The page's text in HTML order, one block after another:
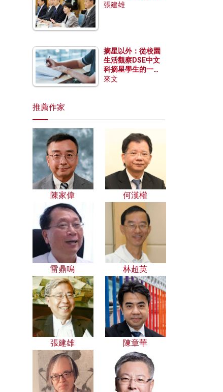
張建雄
摘星以外：從校園
生活觀察DSE中文
科摘星學生的一點
特質
來文
推薦作家
陳家偉 何漢權
雷鼎鳴 林超英
張建雄 陳章華